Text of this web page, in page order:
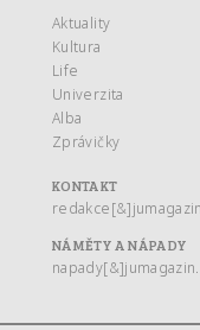
Aktuality
Kultura
Life
Univerzita
Alba
Zprávičky
KONTAKT
NÁMĚTY A NÁPADY